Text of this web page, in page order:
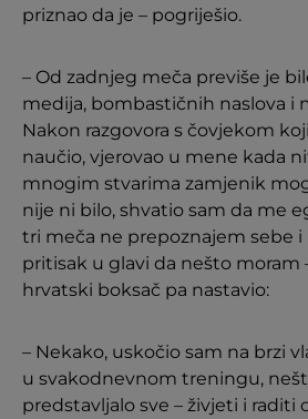
priznao da je – pogriješio.
– Od zadnjeg meča previše je
medija, bombastičnih naslova i
Nakon razgovora s čovjekom
naučio, vjerovao u mene kada
mnogim stvarima zamjenik
nije ni bilo, shvatio sam da me
tri meča ne prepoznajem sebe
pritisak u glavi da nešto moram
hrvatski boksač pa nastavio:
– Nekako, uskočio sam na brzi
u svakodnevnom treningu,
predstavljalo sve – živjeti i raditi